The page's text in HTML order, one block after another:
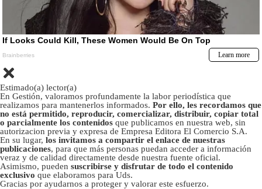
Estimado(a) lector(a)
En Gestión, valoramos profundamente la labor periodística que
realizamos para mantenerlos informados. Por ello, les recordamos que
no está permitido, reproducir, comercializar, distribuir, copiar total
o parcialmente los contenidos que publicamos en nuestra web, sin
autorizacion previa y expresa de Empresa Editora El Comercio S.A.
En su lugar, los invitamos a compartir el enlace de nuestras
publicaciones, para que más personas puedan acceder a información
veraz y de calidad directamente desde nuestra fuente oficial.
Asimismo, pueden suscribirse y disfrutar de todo el contenido
exclusivo que elaboramos para Uds.
Gracias por ayudarnos a proteger y valorar este esfuerzo.